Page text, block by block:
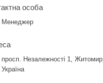
Менеджер
просп. Незалежності 1, Житомир,
Україна